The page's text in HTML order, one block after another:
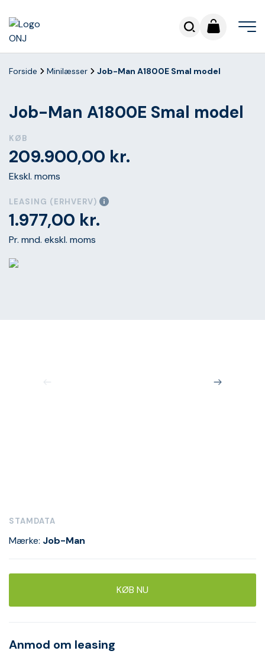
Forside Minilæsser Job-Man A1800E Smal model
Job-Man A1800E Smal model
KØB
209.900,00 kr.
Ekskl. moms
LEASING (ERHVERV)
1.977,00 kr.
Pr. mnd. ekskl. moms
STAMDATA
Mærke: Job-Man
KØB NU
Anmod om leasing